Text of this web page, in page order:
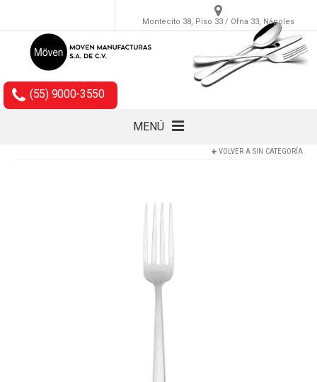
Montecito 38, Piso 33 / Ofna 33, Nápoles
(55) 9000-3550
MENÚ
VOLVER A SIN CATEGORÍA